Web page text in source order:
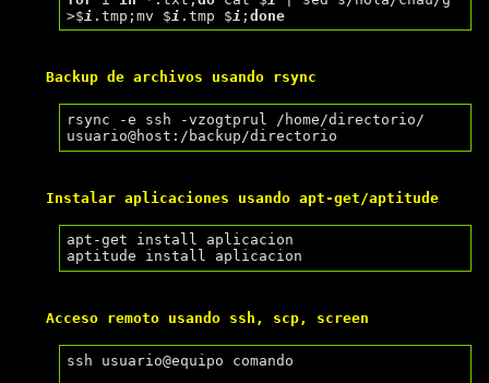
>$i .tmp;mv $i .tmp $i ;done
Backup de archivos usando rsync
rsync -e ssh -vzogtprul /home/directorio/
Instalar aplicaciones usando apt-get/aptitude
apt-get install aplicacion
Acceso remoto usando ssh, scp, screen
ssh usuario@equipo comando